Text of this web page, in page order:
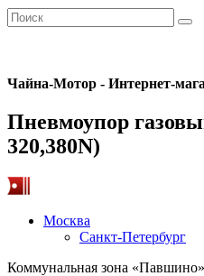
Чайна-Мотор - Интернет-
Пневмоупор
320,380N)
Москва
Санкт-Петербург
Коммунальная зона